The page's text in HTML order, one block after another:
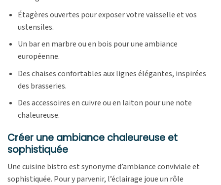
Étagères ouvertes pour exposer votre vaisselle et vos
ustensiles.
Un bar en marbre ou en bois pour une ambiance
européenne.
Des chaises confortables aux lignes élégantes, inspirées
des brasseries.
Des accessoires en cuivre ou en laiton pour une note
chaleureuse.
Créer une ambiance chaleureuse et
sophistiquée
Une cuisine bistro est synonyme d’ambiance conviviale et
sophistiquée. Pour y parvenir, l’éclairage joue un rôle